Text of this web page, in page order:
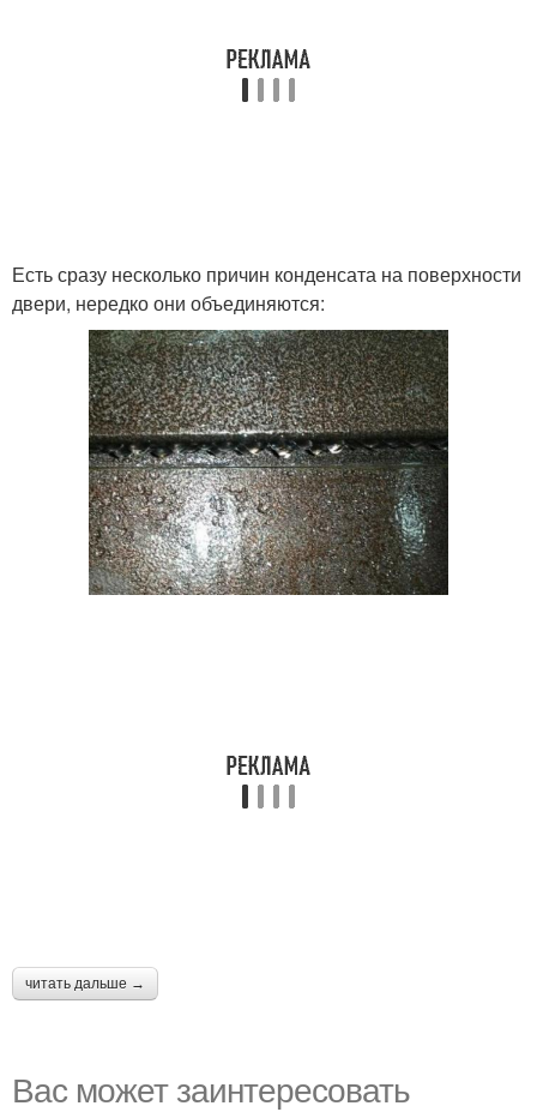
Есть сразу несколько причин конденсата на поверхности
двери, нередко они объединяются:
читать дальше →
Вас может заинтересовать